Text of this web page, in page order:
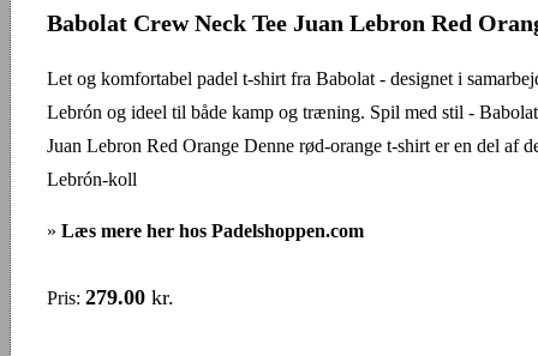
Babolat Crew Neck Tee Juan Lebron Red
Let og komfortabel padel t-shirt fra Babolat - designet i
Lebrón og ideel til både kamp og træning. Spil med stil -
Juan Lebron Red Orange Denne rød-orange t-shirt er en del af
Lebrón-koll
» Læs mere her hos Padelshoppen.com
Pris: 279.00 kr.